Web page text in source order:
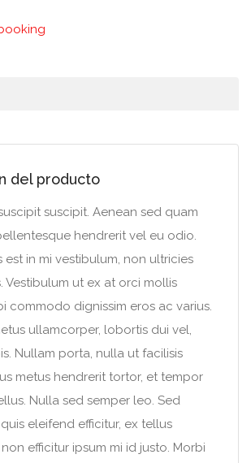
del producto
suscipit. Aenean sed quam
hendrerit vel eu odio.
est in mi vestibulum, non ultricies
Vestibulum ut ex at orci mollis
commodo dignissim eros ac varius.
ullamcorper, lobortis dui vel,
Nullam porta, nulla ut facilisis
metus hendrerit tortor, et tempor
Nulla sed semper leo. Sed
eleifend efficitur, ex tellus
efficitur ipsum mi id justo. Morbi